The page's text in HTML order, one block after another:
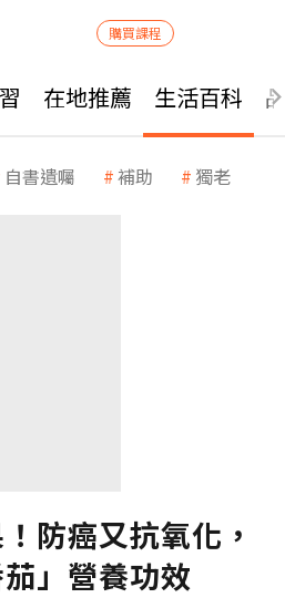
購買課程
在地推薦 生活百科
自書遺囑 補助 獨老
防癌又抗氧化，
」營養功效